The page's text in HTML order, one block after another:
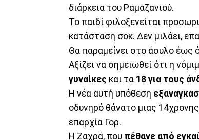
διάρκεια του Ραμαζανιού.
Το παιδί φιλοξενείται
κατάσταση σοκ. Δεν μιλάει,
Θα παραμείνει στο άσυλο έως
Αξίζει να σημειωθεί ότι η
γυναίκες και τα 18 για τους
Η νέα αυτή υπόθεση
οδυνηρό θάνατο μιας
επαρχία Γορ.
Η Ζαχρά, που πέθανε από